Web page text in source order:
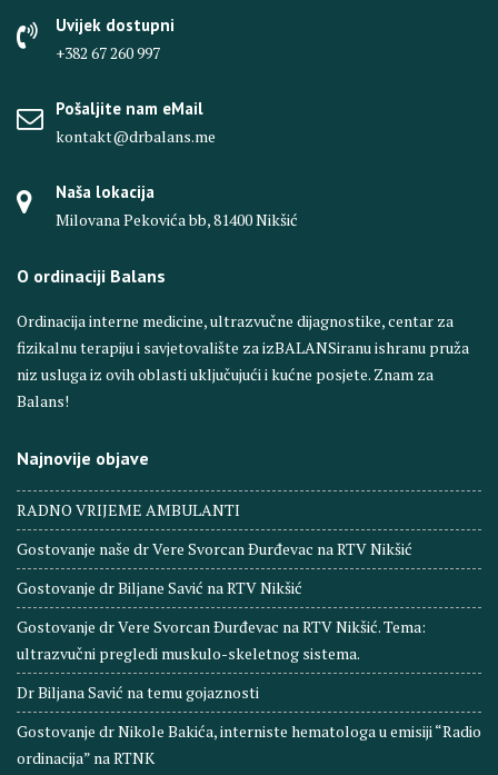
Uvijek dostupni
+382 67 260 997
Pošaljite nam eMail
kontakt@drbalans.me
Naša lokacija
Milovana Pekovića bb, 81400 Nikšić
O ordinaciji Balans
Ordinacija interne medicine, ultrazvučne dijagnostike, centar za
fizikalnu terapiju i savjetovalište za izBALANSiranu ishranu pruža
niz usluga iz ovih oblasti uključujući i kućne posjete. Znam za
Balans!
Najnovije objave
RADNO VRIJEME AMBULANTI
Gostovanje naše dr Vere Svorcan Ðurđevac na RTV Nikšić
Gostovanje dr Biljane Savić na RTV Nikšić
Gostovanje dr Vere Svorcan Ðurđevac na RTV Nikšić. Tema:
ultrazvučni pregledi muskulo-skeletnog sistema.
Dr Biljana Savić na temu gojaznosti
Gostovanje dr Nikole Bakića, interniste hematologa u emisiji “Radio
ordinacija” na RTNK